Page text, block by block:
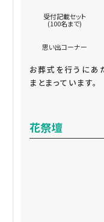
受付記載セット
(100名まで)
思い出コーナー
お葬式を行うにあ
まとまっています。
花祭壇